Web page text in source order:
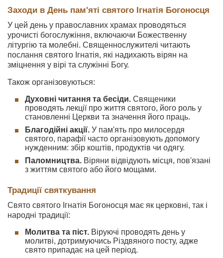
Заходи в День пам'яті святого Ігнатія Богоносця
У цей день у православних храмах проводяться
урочисті богослужіння, включаючи Божественну
літургію та молебні. Священнослужителі читають
послання святого Ігнатія, які надихають вірян на
зміцнення у вірі та служінні Богу.
Також організовуються:
Духовні читання та бесіди. Священики
проводять лекції про життя святого, його роль у
становленні Церкви та значення його праць.
Благодійні акції. У пам'ять про милосердя
святого, парафії часто організовують допомогу
нужденним: збір коштів, продуктів чи одягу.
Паломництва. Віряни відвідують місця, пов'язані
з життям святого або його мощами.
Традиції святкування
Свято святого Ігнатія Богоносця має як церковні, так і
народні традиції:
Молитва та піст. Віруючі проводять день у
молитві, дотримуючись Різдвяного посту, адже
свято припадає на цей період.